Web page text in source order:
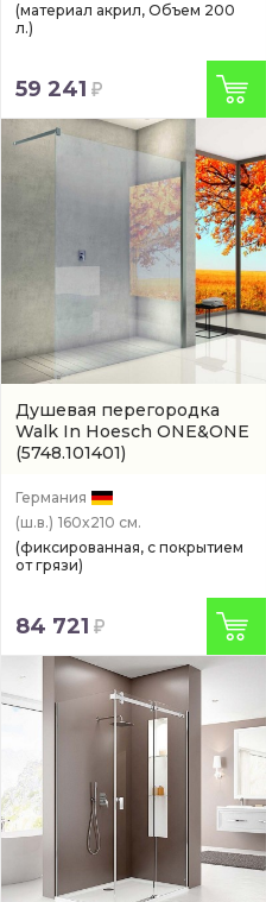
(материал акрил, Объем 200
л.)
59 241
Душевая перегородка
Walk In Hoesch ONE&ONE
(5748.101401)
Германия
(ш.в.) 160x210 см.
(фиксированная, с покрытием
от грязи)
84 721